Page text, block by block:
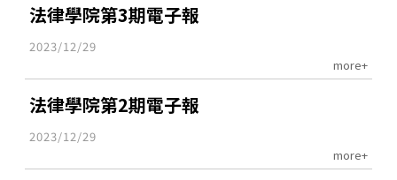
法律學院第3期電子報
2023/12/29
more+
法律學院第2期電子報
2023/12/29
more+